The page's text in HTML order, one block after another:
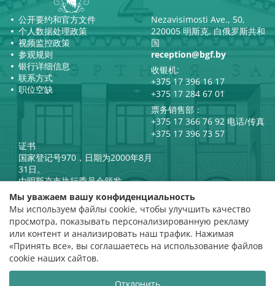
公开要约和官方文件
个人数据处理政策
视频监控政策
参观规则
银行详细信息
联系方式
职位空缺
Nezavisimosti Ave., 50,
220005 明斯克, 白俄罗斯共和
国
reception@bgf.by
收银机:
+375 17 396 16 17
+375 17 284 67 01
票务销售部：
+375 17 366 76 92 电话/传真
+375 17 396 73 57
证书
国家登记号970，日期为2000年8月
31日。
由明斯克市执行委员会颁发。
白俄罗斯共和国总统官方互联网
白俄罗斯共和国文化部
门户网站
评级评估
Мы уважаем вашу конфиденциальность
Мы используем файлы cookie, чтобы улучшить качество
просмотра, показывать персонализированную рекламу
или контент и анализировать наш трафик. Нажимая
«Принять все», вы соглашаетесь на использование файлов
cookie наших сайтов.